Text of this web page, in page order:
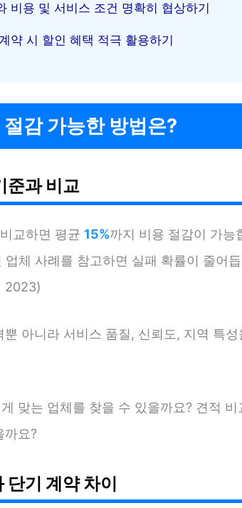
비용 및 서비스 조건 명확히 협상하기
약 시 할인 혜택 적극 활용하기
감 가능한 방법은?
준과 비교
교하면 평균 15%까지 비용 절감이 가능
업체 사례를 참고하면 실패 확률이 줄어
2023)
뿐 아니라 서비스 품질, 신뢰도, 지역 특
맞는 업체를 찾을 수 있을까요? 견적
까요?
기 계약 차이